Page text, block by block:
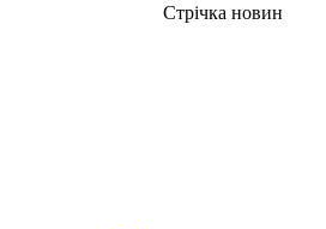
Стрічка новин